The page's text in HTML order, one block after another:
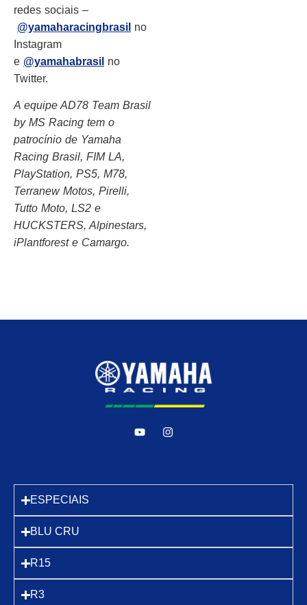
redes sociais –
@yamaharacingbrasil no
Instagram
e @yamahabrasil no
Twitter.
A equipe AD78 Team Brasil
by MS Racing tem o
patrocínio de Yamaha
Racing Brasil, FIM LA,
PlayStation, PS5, M78,
Terranew Motos, Pirelli,
Tutto Moto, LS2 e
HUCKSTERS, Alpinestars,
iPlantforest e Camargo.
ESPECIAIS
BLU CRU
R15
R3